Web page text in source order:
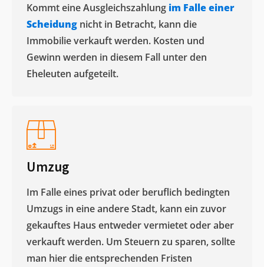
Kommt eine Ausgleichszahlung im Falle einer
Scheidung nicht in Betracht, kann die
Immobilie verkauft werden. Kosten und
Gewinn werden in diesem Fall unter den
Eheleuten aufgeteilt.​
Umzug
Im Falle eines privat oder beruflich bedingten
Umzugs in eine andere Stadt, kann ein zuvor
gekauftes Haus entweder vermietet oder aber
verkauft werden. Um Steuern zu sparen, sollte
man hier die entsprechenden Fristen